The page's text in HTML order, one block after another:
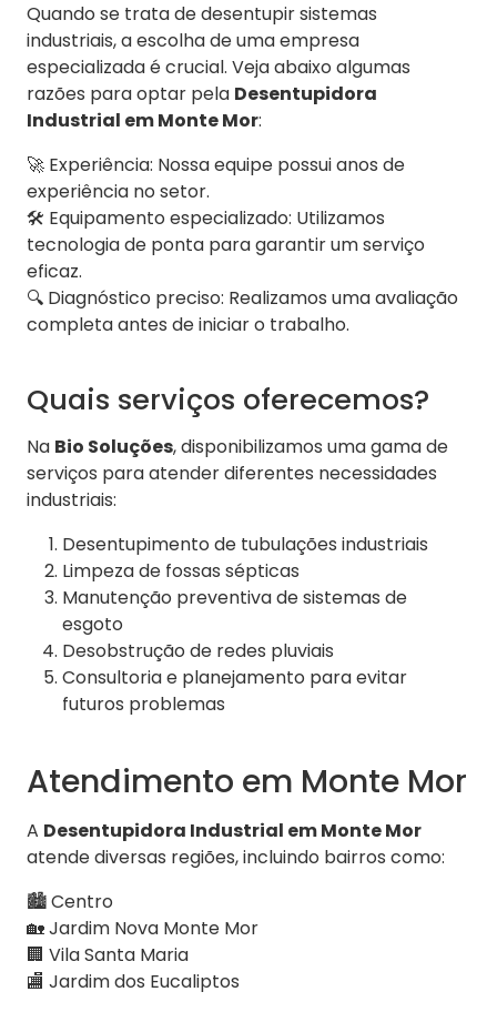
Quando se trata de desentupir sistemas
industriais, a escolha de uma empresa
especializada é crucial. Veja abaixo algumas
razões para optar pela Desentupidora
Industrial em Monte Mor:
🚀 Experiência: Nossa equipe possui anos de
experiência no setor.
🛠️ Equipamento especializado: Utilizamos
tecnologia de ponta para garantir um serviço
eficaz.
🔍 Diagnóstico preciso: Realizamos uma avaliação
completa antes de iniciar o trabalho.
Quais serviços oferecemos?
Na Bio Soluções, disponibilizamos uma gama de
serviços para atender diferentes necessidades
industriais:
Desentupimento de tubulações industriais
Limpeza de fossas sépticas
Manutenção preventiva de sistemas de
esgoto
Desobstrução de redes pluviais
Consultoria e planejamento para evitar
futuros problemas
Atendimento em Monte Mor
A Desentupidora Industrial em Monte Mor
atende diversas regiões, incluindo bairros como:
🏙️ Centro
🏡 Jardim Nova Monte Mor
🏢 Vila Santa Maria
🏬 Jardim dos Eucaliptos